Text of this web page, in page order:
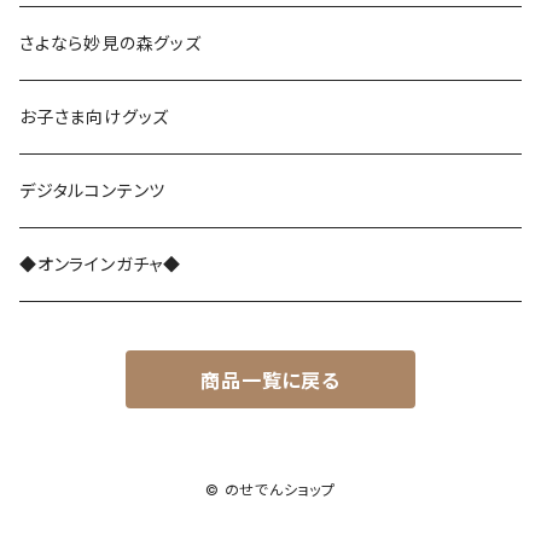
さよなら復刻塗装車両
能勢1700系
レジェンド1757
さよなら1755
能勢3100系
能勢5100系
能勢7200系（ラッピング列車）
さよなら妙見の森グッズ
お子さま向けグッズ
デジタルコンテンツ
◆オンラインガチャ◆
商品一覧に戻る
© のせでんショップ